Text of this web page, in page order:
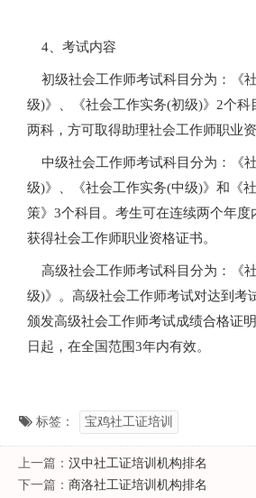
4、考试内容
初级社会工作师考试科目分为：《
级)》、《社会工作实务(初级)》2个科
两科，方可取得助理社会工作师职业资
中级社会工作师考试科目分为：《
级)》、《社会工作实务(中级)》和《
策》3个科目。考生可在连续两个年度
获得社会工作师职业资格证书。
高级社会工作师考试科目分为：《
级)》。高级社会工作师考试对达到考
颁发高级社会工作师考试成绩合格证
日起，在全国范围3年内有效。
标签： 宝鸡社工证培训
上一篇： 汉中社工证培训机构排名
下一篇： 商洛社工证培训机构排名